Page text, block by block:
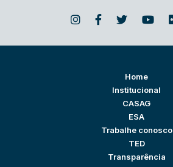
Home
Institucional
CASAG
ESA
Trabalhe conosco
TED
Transparência